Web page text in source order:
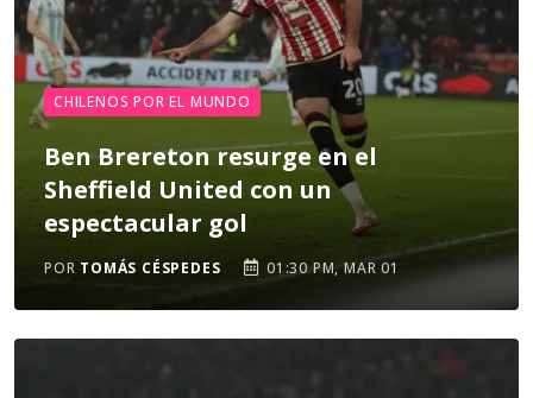
CHILENOS POR EL MUNDO
Ben Brereton resurge en el
Sheffield United con un
espectacular gol
POR TOMÁS CÉSPEDES 01:30 PM, MAR 01